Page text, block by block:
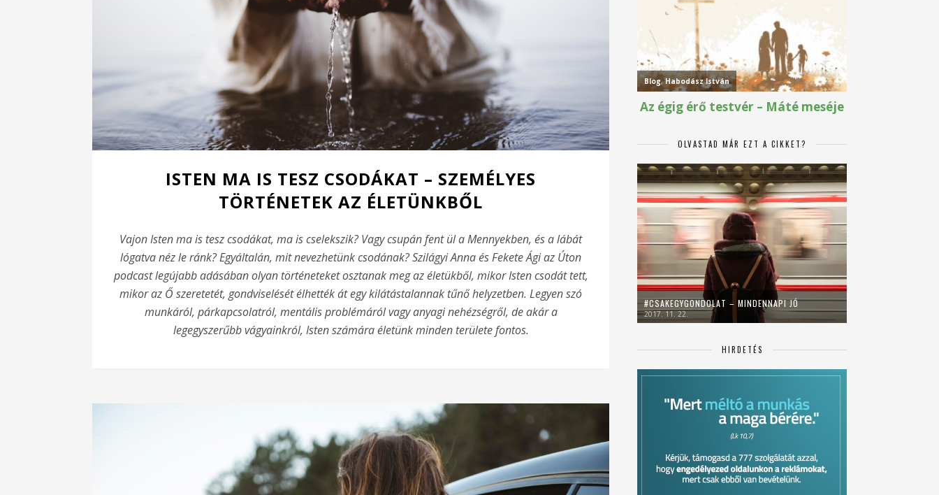
ISTEN MA IS TESZ CSODÁKAT – SZEMÉLYES
TÖRTÉNETEK AZ ÉLETÜNKBŐL
Vajon Isten ma is tesz csodákat, ma is cselekszik? Vagy csupán fent ül a Mennyekben, és a lábát
lógatva néz le ránk? Egyáltalán, mit nevezhetünk csodának? Szilágyi Anna és Fekete Ági az Úton
podcast legújabb adásában olyan történeteket osztanak meg az életükből, mikor Isten csodát tett,
mikor az Ő szeretetét, gondviselését élhették át egy kilátástalannak tűnő helyzetben. Legyen szó
munkáról, párkapcsolatról, mentális problémáról vagy anyagi nehézségről, de akár a
legegyszerűbb vágyainkról, Isten számára életünk minden területe fontos.
OLVASTAD MÁR EZT A CIKKET?
#CSAKEGYGONDOLAT – MINDENNAPI JÓ
2017. 11. 22.
HIRDETÉS